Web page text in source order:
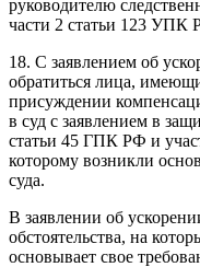
руководителю
части 2 статьи 123 УПК
18. С заявлением об
обратиться лица,
присуждении
в суд с заявлением в
статьи 45 ГПК РФ и
которому возникли
суда.
В заявлении об
обстоятельства, на
основывает свое